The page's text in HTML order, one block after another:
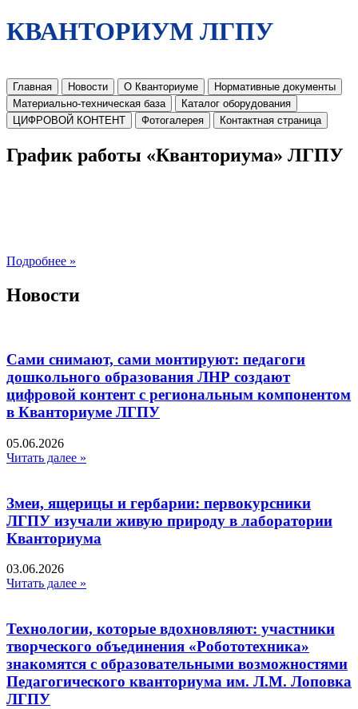
КВАНТОРИУМ ЛГПУ
Главная Новости О Кванториуме
Нормативные документы
Материально-техническая база
Каталог оборудования
ЦИФРОВОЙ КОНТЕНТ
Фотогалерея Контактная страница
График работы «Кванториума» ЛГПУ
Подробнее »
Новости
Сами снимают, сами монтируют: педагоги
дошкольного образования ЛНР создают
цифровой контент с региональным компонентом
в Кванториуме ЛГПУ​
05.06.2026
Читать далее »
Змеи, ящерицы и гербарии: первокурсники
ЛГПУ изучали живую природу в лаборатории
Кванториума
03.06.2026
Читать далее »
Технологии, которые вдохновляют: участники
творческого объединения «Робототехника»
знакомятся с образовательными возможностями
Педагогического кванториума им. Л.М. Лоповка
ЛГПУ